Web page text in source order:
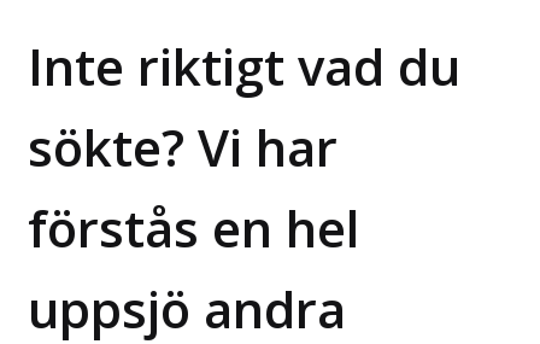
Inte riktigt vad du
sökte? Vi har
förstås en hel
uppsjö andra